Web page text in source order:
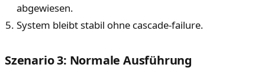
abgewiesen.
System bleibt stabil ohne cascade-failure.
Szenario 3: Normale Ausführung